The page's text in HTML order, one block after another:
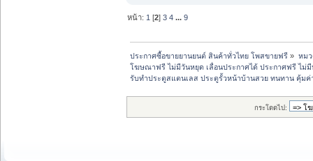
หน้า: 1 [2]3 4 ...9
ประกาศซื้อขายยานยนต์ สินค้าทั่วไทย โพสขายฟรี » หม
โฆษณาฟรี ไม่มีวันหยุด เลื่อนประกาศได้ ประกาศฟรี ไม่
รับทำประตูสแตนเลส ประตูรั้วหน้าบ้านสวย ทนทาน คุ้มค่
กระโดดไป: